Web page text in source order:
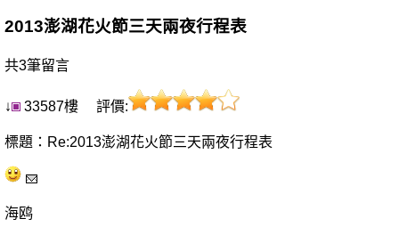
2013澎湖花火節三天兩夜行程表
共3筆留言
↓ 33587樓 評價:
標題：Re:2013澎湖花火節三天兩夜行程表
海鸥